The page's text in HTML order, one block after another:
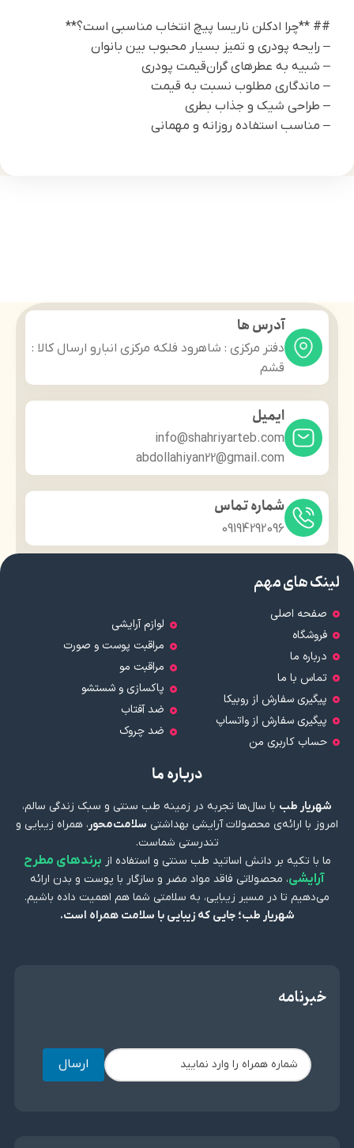
## **چرا ادکلن ناريسا پیچ انتخاب مناسبی است؟**
– رایحه پودری و تمیز بسیار محبوب بین بانوان
– شبیه به عطرهای گران‌قیمت پودری
– ماندگاری مطلوب نسبت به قیمت
– طراحی شیک و جذاب بطری
– مناسب استفاده روزانه و مهمانی
آدرس ها
دفتر مرکزی : شاهرود فلکه مرکزی انبارو ارسال کالا :
قشم
ایمیل
info@shahriyarteb.com
abdollahiyan22@gmail.com
شماره تماس
09194292096
لینک های مهم
صفحه اصلی
فروشگاه
درباره ما
تماس با ما
پیگیری سفارش از روبیکا
پیگیری سفارش از واتساپ
حساب کاربری من
لوازم آرایشی
مراقبت پوست و صورت
مراقبت مو
پاکسازی و شستشو
ضد آفتاب
ضد چروک
درباره ما
شهریار طب با سال‌ها تجربه در زمینه طب سنتی و سبک زندگی سالم،
امروز با ارائه‌ی محصولات آرایشی بهداشتی سلامت‌محور، همراه زیبایی و
تندرستی شماست.
ما با تکیه بر دانش اساتید طب سنتی و استفاده از برندهای مطرح
آرایشی، محصولاتی فاقد مواد مضر و سازگار با پوست و بدن ارائه
می‌دهیم تا در مسیر زیبایی، به سلامتی شما هم اهمیت داده باشیم.
شهریار طب؛ جایی که زیبایی با سلامت همراه است.
خبرنامه
ارسال